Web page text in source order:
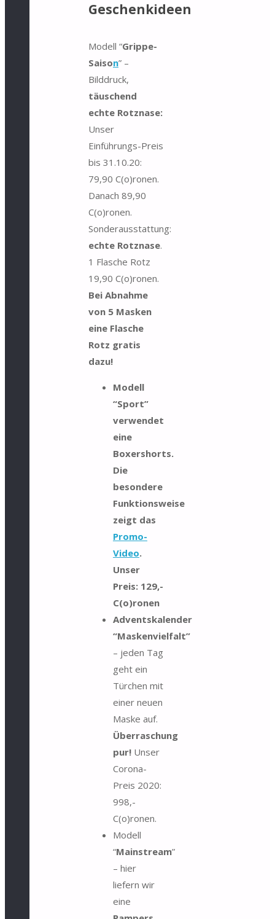
Geschenkideen
Modell “Grippe-
Saison” –
Bilddruck,
täuschend
echte Rotznase:
Unser
Einführungs-Preis
bis 31.10.20:
79,90 C(o)ronen.
Danach 89,90
C(o)ronen.
Sonderausstattung:
echte Rotznase.
1 Flasche Rotz
19,90 C(o)ronen.
Bei Abnahme
von 5 Masken
eine Flasche
Rotz gratis
dazu!
Modell
“Sport”
verwendet
eine
Boxershorts.
Die
besondere
Funktionsweise
zeigt das
Promo-
Video.
Unser
Preis: 129,-
C(o)ronen
Adventskalender
“Maskenvielfalt”
– jeden Tag
geht ein
Türchen mit
einer neuen
Maske auf.
Überraschung
pur! Unser
Corona-
Preis 2020:
998,-
C(o)ronen.
Modell
“Mainstream”
– hier
liefern wir
eine